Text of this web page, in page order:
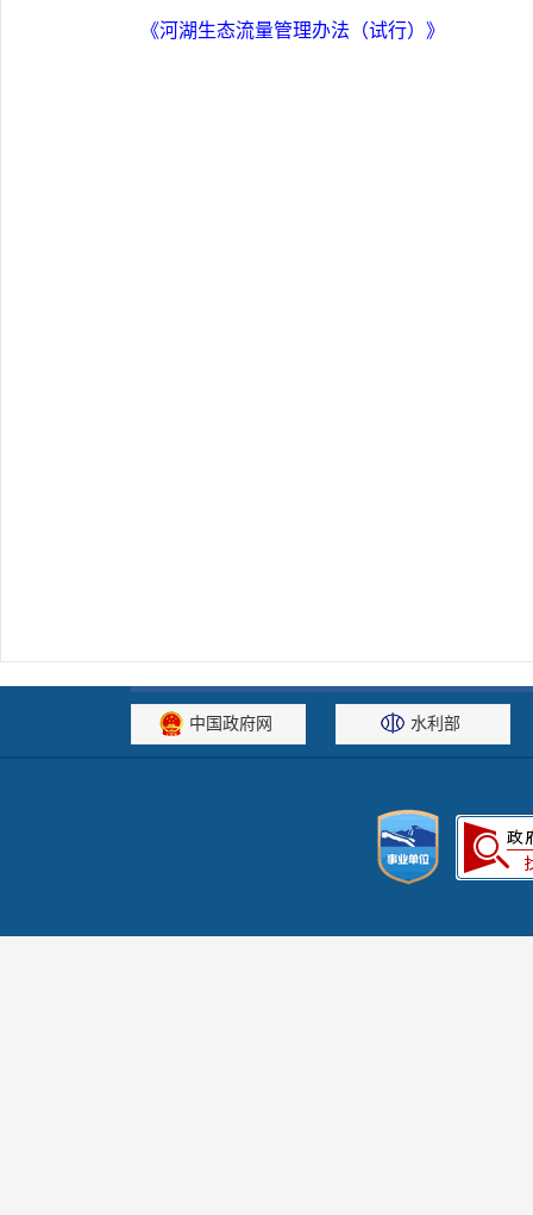
《河湖生态流量管理办法（试行）》
中国政府网 水利部